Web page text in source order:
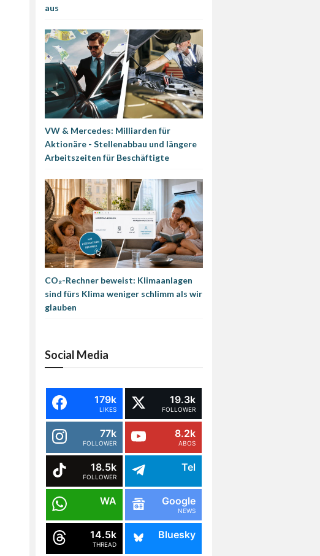
aus
VW & Mercedes: Milliarden für
Aktionäre - Stellenabbau und längere
Arbeitszeiten für Beschäftigte
CO₂-Rechner beweist: Klimaanlagen
sind fürs Klima weniger schlimm als wir
glauben
Social Media
179k
LIKES
19.3k
FOLLOWER
77k
FOLLOWER
8.2k
ABOS
18.5k
FOLLOWER
Tel
WA Google
NEWS
14.5k
THREAD
Bluesky